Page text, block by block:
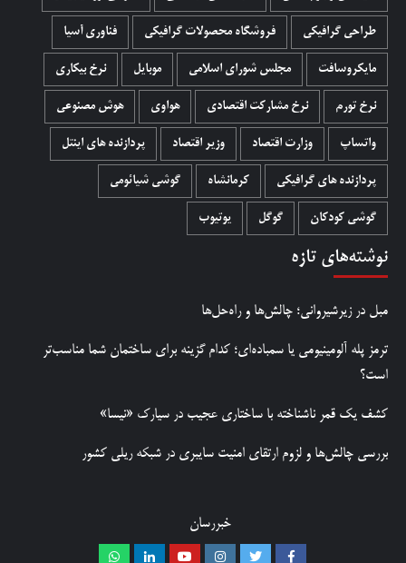
طراحی گرافیکی فروشگاه محصولات گرافيکی فناوری آسیا
مایکروسافت مجلس شورای اسلامی موبایل نرخ بیکاری
نرخ تورم نرخ مشارکت اقتصادی هواوی هوش مصنوعی
واتساپ وزارت اقتصاد وزیر اقتصاد پردازنده های اینتل
پردازنده های گرافیکی کرمانشاه گوشی شیائومی
گوشی کودکان گوگل یوتیوب
نوشته‌های تازه
مبل در زیرشیروانی؛ چالش‌ها و راه‌حل‌ها
ترمز پله آلومینیومی یا سمباده‌ای؛ کدام گزینه برای ساختمان شما مناسب‌تر
است؟
کشف یک قمر ناشناخته با ساختاری عجیب در سیارک «نیسا»
بررسی چالش‌ها و لزوم ارتقای امنیت سایبری در شبکه ریلی کشور
خبررسان